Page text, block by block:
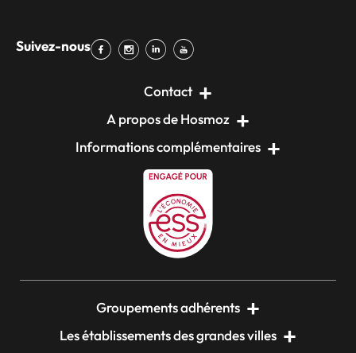
Suivez-nous
Contact
A propos de Hosmoz
Informations complémentaires
Groupements adhérents
Les établissements des grandes villes